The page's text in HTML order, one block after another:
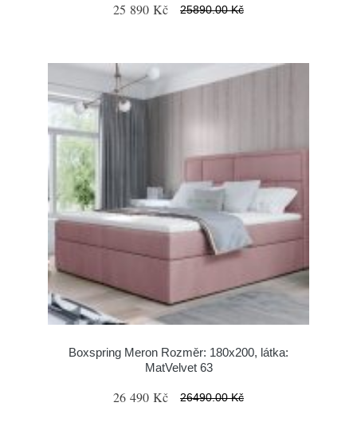
25 890 Kč 25890.00 Kč
Boxspring Meron Rozměr: 180x200, látka:
MatVelvet 63
26 490 Kč 26490.00 Kč